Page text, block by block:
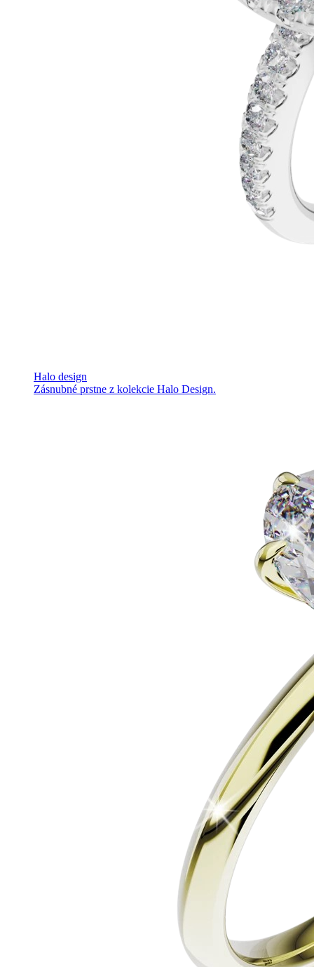
Halo design
Zásnubné prstne z kolekcie Halo Design.